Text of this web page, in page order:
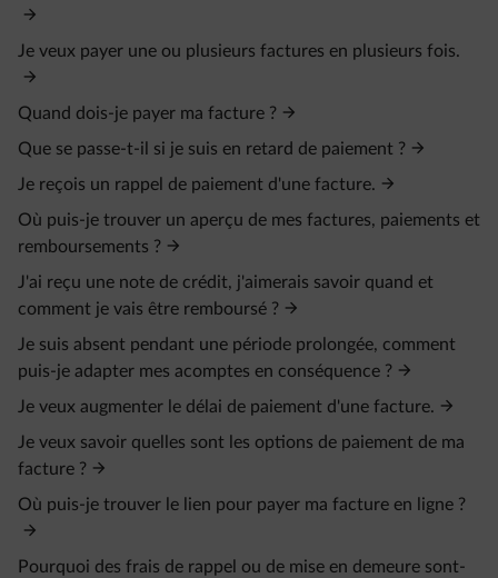
Je veux payer une ou plusieurs factures en plusieurs fois.
Quand dois-je payer ma facture ?
Que se passe-t-il si je suis en retard de paiement ?
Je reçois un rappel de paiement d'une facture.
Où puis-je trouver un aperçu de mes factures, paiements et
remboursements ?
J'ai reçu une note de crédit, j'aimerais savoir quand et
comment je vais être remboursé ?
Je suis absent pendant une période prolongée, comment
puis-je adapter mes acomptes en conséquence ?
Je veux augmenter le délai de paiement d'une facture.
Je veux savoir quelles sont les options de paiement de ma
facture ?
Où puis-je trouver le lien pour payer ma facture en ligne ?
Pourquoi des frais de rappel ou de mise en demeure sont-